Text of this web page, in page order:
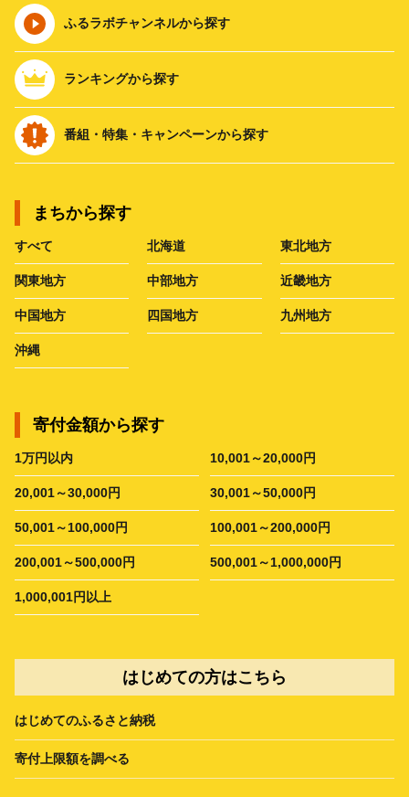
ふるラボチャンネルから探す
ランキングから探す
番組・特集・キャンペーンから探す
まちから探す
すべて 北海道 東北地方
関東地方 中部地方 近畿地方
中国地方 四国地方 九州地方
沖縄
寄付金額から探す
1万円以内 10,001～20,000円
20,001～30,000円 30,001～50,000円
50,001～100,000円 100,001～200,000円
200,001～500,000円 500,001～1,000,000円
1,000,001円以上
はじめての方はこちら
はじめてのふるさと納税
寄付上限額を調べる